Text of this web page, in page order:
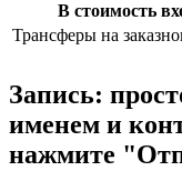
В стоимость
Трансферы на
Запись:
именем и
нажмите